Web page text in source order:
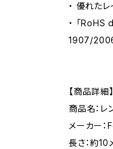
・ 優れた
・ 「
1907/
【商品詳細】
商品名：
メーカー
長さ：約10